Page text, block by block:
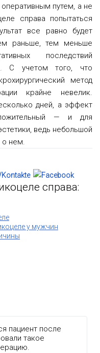
путем, а не
справа попытаться
все равно будет
раньше, тем меньше
последствий
С учетом того, что
метод
крайне невелик.
дней, а эффект
— и для
ведь небольшой
о нем.
справа:
у мужчин
пациент после
такое